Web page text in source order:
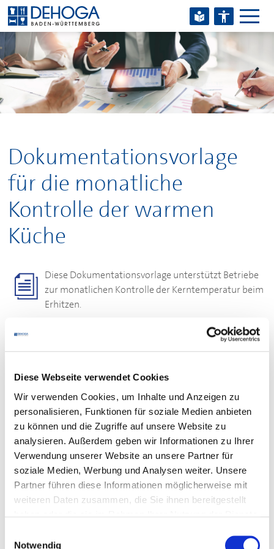
Diese Webseite verwendet Cookies
Wir verwenden Cookies, um Inhalte und Anzeigen zu
personalisieren, Funktionen für soziale Medien anbieten
zu können und die Zugriffe auf unsere Website zu
analysieren. Außerdem geben wir Informationen zu Ihrer
Verwendung unserer Website an unsere Partner für
soziale Medien, Werbung und Analysen weiter. Unsere
Partner führen diese Informationen möglicherweise mit
weiteren Daten zusammen, die Sie ihnen bereitgestellt
Notwendig
Zum Hauptinhalt springen
Zum Footerinhalt springen
Dokumentationsvorlage
für die monatliche
Kontrolle der warmen
Küche
Diese Dokumentationsvorlage unterstützt Betriebe
zur monatlichen Kontrolle der Kerntemperatur beim
Erhitzen.
Download
Ihr Kontakt
Bei fachlichen Fragenzu den Dokumenten wenden Sie
sich bitte an Ihre zuständige
DEHOGA-Geschäftsstelle
.
Für denLogin beachten Sie bitte den Kasten unten. Falls
es Probleme mit dem Login gibt, wenden Sie sich bitte